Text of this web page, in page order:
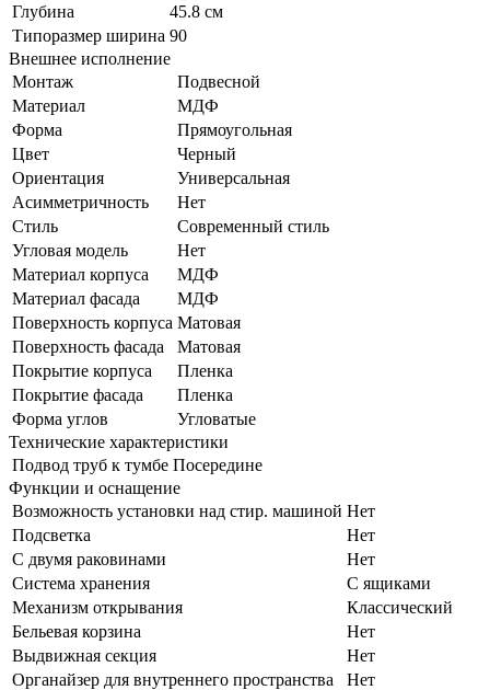
Глубина
45.8 см
Типоразмер ширина 90
Внешнее исполнение
Монтаж
Подвесной
Материал
МДФ
Форма
Прямоугольная
Цвет
Черный
Ориентация
Универсальная
Асимметричность
Нет
Стиль
Современный стиль
Угловая модель
Нет
Материал корпуса
МДФ
Материал фасада
МДФ
Поверхность корпуса Матовая
Поверхность фасада
Матовая
Покрытие корпуса
Пленка
Покрытие фасада
Пленка
Форма углов
Угловатые
Технические характеристики
Подвод труб к тумбе Посередине
Функции и оснащение
Возможность установки над стир. машиной Нет
Подсветка
Нет
С двумя раковинами
Нет
Система хранения
С ящиками
Механизм открывания
Классический
Бельевая корзина
Нет
Выдвижная секция
Нет
Органайзер для внутреннего пространства
Нет